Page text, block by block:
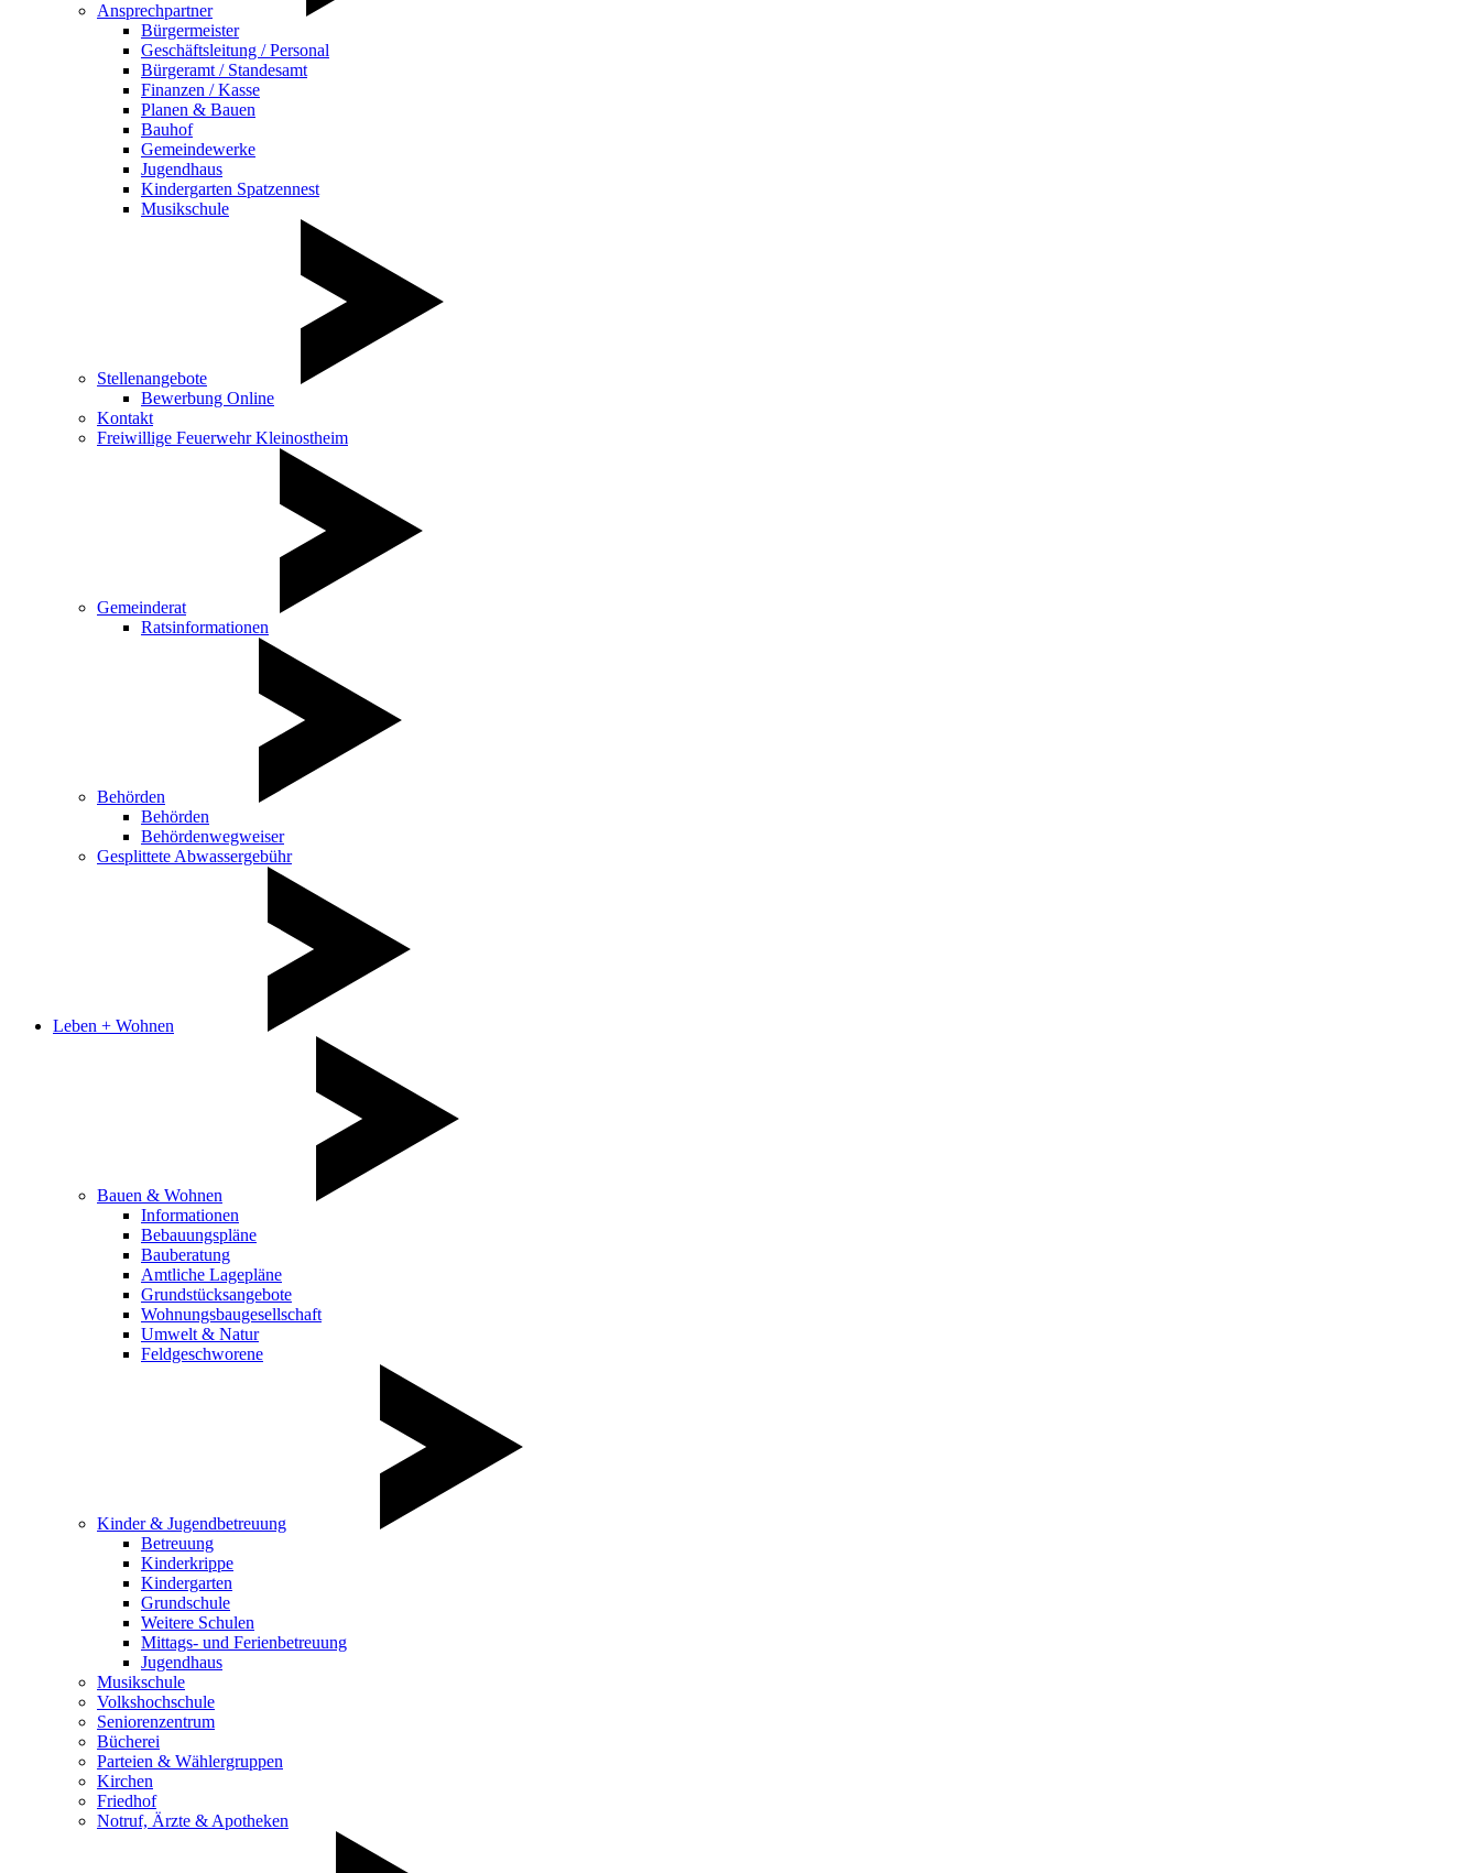
Ansprechpartner
Bürgermeister
Geschäftsleitung / Personal
Bürgeramt / Standesamt
Finanzen / Kasse
Planen & Bauen
Bauhof
Gemeindewerke
Jugendhaus
Kindergarten Spatzennest
Musikschule
Stellenangebote
Bewerbung Online
Kontakt
Freiwillige Feuerwehr Kleinostheim
Gemeinderat
Ratsinformationen
Behörden
Behörden
Behördenwegweiser
Gesplittete Abwassergebühr
Leben + Wohnen
Bauen & Wohnen
Informationen
Bebauungspläne
Bauberatung
Amtliche Lagepläne
Grundstücksangebote
Wohnungsbaugesellschaft
Umwelt & Natur
Feldgeschworene
Kinder & Jugendbetreuung
Betreuung
Kinderkrippe
Kindergarten
Grundschule
Weitere Schulen
Mittags- und Ferienbetreuung
Jugendhaus
Musikschule
Volkshochschule
Seniorenzentrum
Bücherei
Parteien & Wählergruppen
Kirchen
Friedhof
Notruf, Ärzte & Apotheken